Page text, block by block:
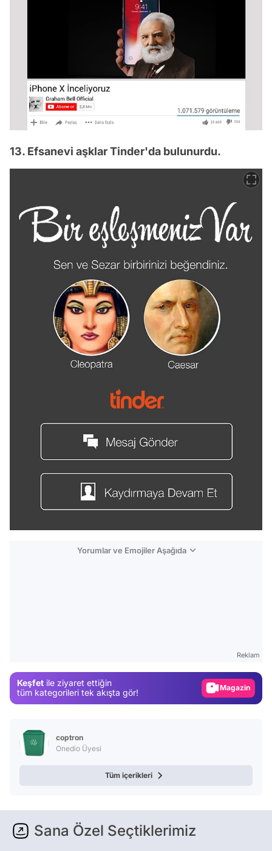
13. Efsanevi aşklar Tinder'da bulunurdu.
Yorumlar ve Emojiler Aşağıda
Reklam
Keşfet ile ziyaret ettiğin
tüm kategorileri tek akışta gör!
Video
coptron
Onedio Üyesi
Tüm içerikleri
Sana Özel Seçtiklerimiz